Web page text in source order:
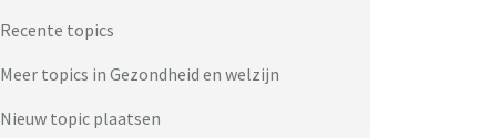
Recente topics
Meer topics in Gezondheid en welzijn
Nieuw topic plaatsen